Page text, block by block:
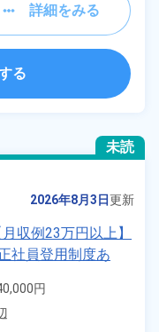
詳細をみる
る
未読
2026年8月3日更新
収例23万円以上】
社員登用制度あ
無料駐車場あり
無償貸与◎《広
円